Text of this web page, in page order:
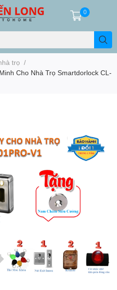
0
trọ /
Cho Nhà Trọ Smartdorlock CL-